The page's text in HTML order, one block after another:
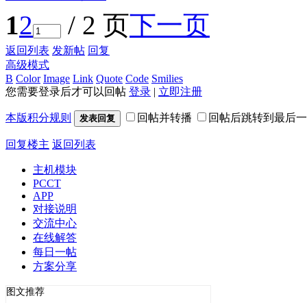
12 / 2 页下一页
返回列表 发新帖 回复
高级模式
B Color Image Link Quote Code Smilies
您需要登录后才可以回帖 登录 | 立即注册
本版积分规则 发表回复 回帖并转播 回帖后跳转到最后
回复楼主 返回列表
主机模块
PCCT
APP
对接说明
交流中心
在线解答
每日一帖
方案分享
图文推荐